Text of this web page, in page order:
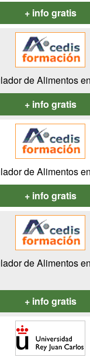
+ info gratis
de Alimentos
+ info gratis
de Alimentos
+ info gratis
de Alimentos
+ info gratis